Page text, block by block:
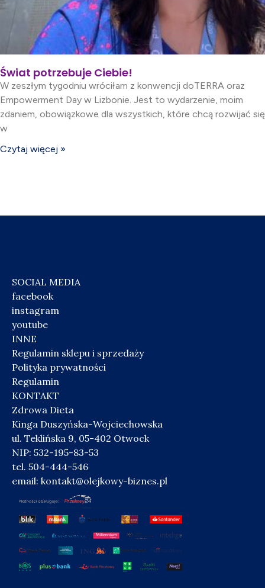
Świat potrzebuje Ciebie!
W zeszłym tygodniu wróciłam z konwencji doTERRA oraz
Empowerment Day w Lizbonie. Jest to wydarzenie, moim
zdaniem, obowiązkowe dla wszystkich, które chcą rozwijać się
w
Czytaj więcej »
SOCIAL MEDIA
facebook
instagram
youtube
INNE
Regulamin sklepu i sprzedaży
Polityka prywatności
Regulamin
KONTAKT
Zdrowa Dieta
Kinga Duszyńska-Wojciechowska
ul. Teklińska 9, 05-402 Otwock
NIP: 532-195-83-53
tel. 504-444-546
email: kontakt@olejkowy-biznes.pl